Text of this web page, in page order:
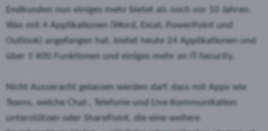
Endkunden nun einiges mehr bietet als noch vor 10 Jahren.
Was mit 4 Applikationen (Word, Excel, PowerPoint und
Outlook) angefangen hat, bietet heute 24 Applikationen und
über 1'400 Funktionen und einiges mehr an IT-Security.
Nicht Ausseracht gelassen werden darf, dass mit Apps wie
Teams, welche Chat-, Telefonie und Live-Kommunikation
unterstützen oder SharePoint, die eine weitere